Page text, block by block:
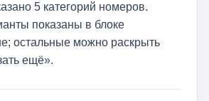
5 категорий номеров.
показаны в блоке
остальные можно раскрыть
ещё».